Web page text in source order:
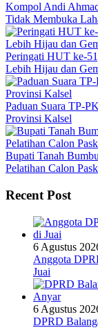
Kompol Andi
Tidak Membuka
Peringati HUT ke-
Lebih Hijau dan
Paduan Suara TP-
Provinsi Kalsel
Bupati Tanah
Pelatihan Calon
Recent Post
6 Agustus
Anggota
Juai
6 Agustus
DPRD